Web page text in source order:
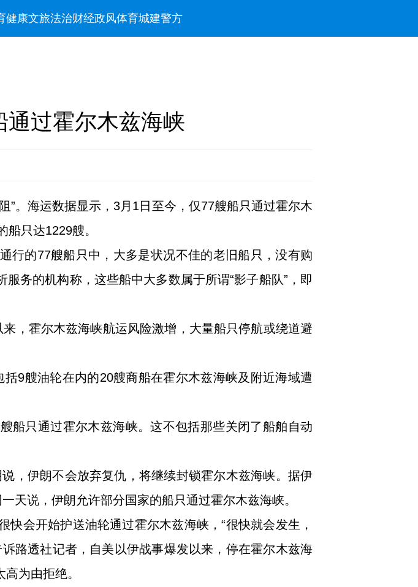
健康文旅法治财经政风体育城建警方
通过霍尔木兹海峡
”。海运数据显示，3月1日至今，仅77艘船只通过霍尔木
只达1229艘。
行的77艘船只中，大多是状况不佳的老旧船只，没有购
务的机构称，这些船中大多数属于所谓“影子船队”，即
，霍尔木兹海峡航运风险激增，大量船只停航或绕道避
9艘油轮在内的20艘商船在霍尔木兹海峡及附近海域遭
船只通过霍尔木兹海峡。这不包括那些关闭了船舶自动
，伊朗不会放弃复仇，将继续封锁霍尔木兹海峡。据伊
天说，伊朗允许部分国家的船只通过霍尔木兹海峡。
会开始护送油轮通过霍尔木兹海峡，“很快就会发生，
路透社记者，自美以伊战事爆发以来，停在霍尔木兹海
为由拒绝。